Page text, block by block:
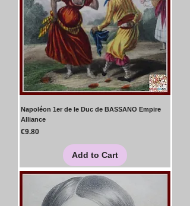
Napoléon 1er de le Duc de BASSANO Empire
Alliance
Price
€9.80
Add to Cart